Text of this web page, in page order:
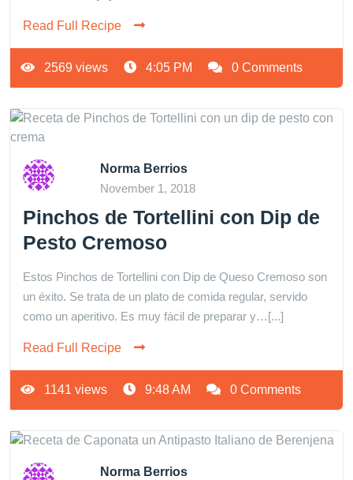
Read Full Recipe
2569 views 4:05 PM 0 Comments
Norma Berrios
November 1, 2018
Pinchos de Tortellini con Dip de
Pesto Cremoso
Estos Pinchos de Tortellini con Dip de Queso Cremoso son
un éxito. Se trata de un plato de comida regular, servido
como un aperitivo. Es muy fácil de preparar y…[...]
Read Full Recipe
1141 views 9:48 AM 0 Comments
Norma Berrios